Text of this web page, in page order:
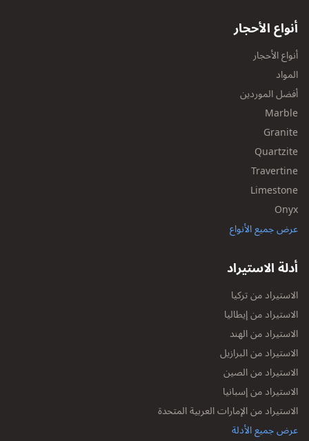
أنواع الأحجار
أنواع الأحجار
المواد
أفضل الموردين
Marble
Granite
Quartzite
Travertine
Limestone
Onyx
عرض جميع الأنواع
أدلة الاستيراد
الاستيراد من تركيا
الاستيراد من إيطاليا
الاستيراد من الهند
الاستيراد من البرازيل
الاستيراد من الصين
الاستيراد من إسبانيا
الاستيراد من الإمارات العربية المتحدة
عرض جميع الأدلة